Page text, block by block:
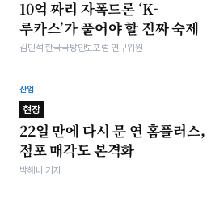
10억 짜리 자폭드론 ‘K-
루카스’가 풀어야 할 진짜 숙제
김민석 한국국방안보포럼 연구위원
산업
현장
22일 만에 다시 문 연 홈플러스,
점포 매각도 본격화
박해나 기자